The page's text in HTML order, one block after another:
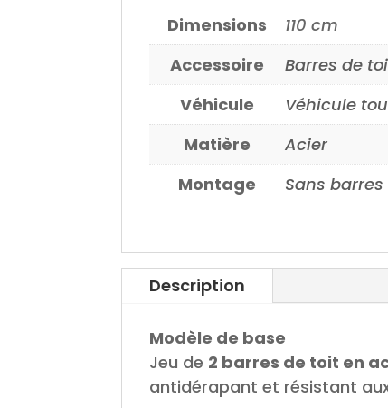
Dimensions
110 cm
Accessoire
Barres de
Véhicule
Véhicule
Matière
Acier
Montage
Sans
Description
Modèle de base
Jeu de 2 barres de toit en
antidérapant et résistant